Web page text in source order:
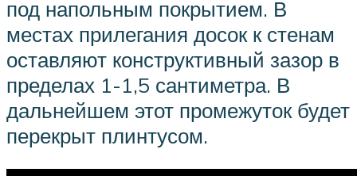
под напольным покрытием. В
местах прилегания досок к стенам
оставляют конструктивный зазор в
пределах 1-1,5 сантиметра. В
дальнейшем этот промежуток будет
перекрыт плинтусом.